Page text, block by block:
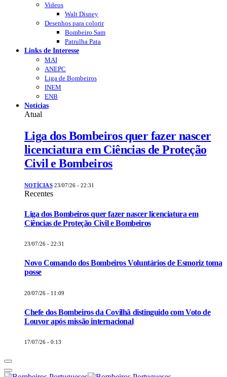
Videos
Walt Disney
Desenhos para colorir
Bombeiro Sam
Patrulha Pata
Links de Interesse
MAI
ANEPC
Liga de Bombeiros
INEM
ENB
Notícias
Atual
Liga dos Bombeiros quer fazer nascer
licenciatura em Ciências de Proteção
Civil e Bombeiros
NOTÍCIAS 23/07/26 - 22:31
Recentes
Liga dos Bombeiros quer fazer nascer licenciatura em
Ciências de Proteção Civil e Bombeiros
23/07/26 - 22:31
Novo Comando dos Bombeiros Voluntários de Esmoriz toma
posse
20/07/26 - 11:09
Chefe dos Bombeiros da Covilhã distinguido com Voto de
Louvor após missão internacional
17/07/26 - 0:13